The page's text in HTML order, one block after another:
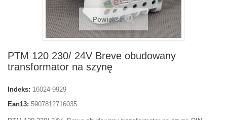
Powiększ
PTM 120 230/ 24V Breve obudowany
transformator na szynę
Indeks: 16024-9929
Ean13: 5907812716035